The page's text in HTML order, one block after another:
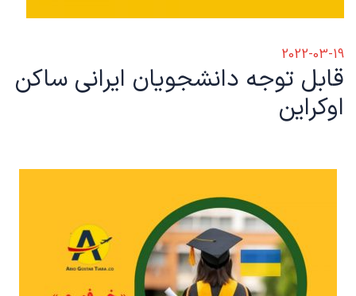
2022-03-19
قابل توجه دانشجویان ایرانی ساکن
اوکراین